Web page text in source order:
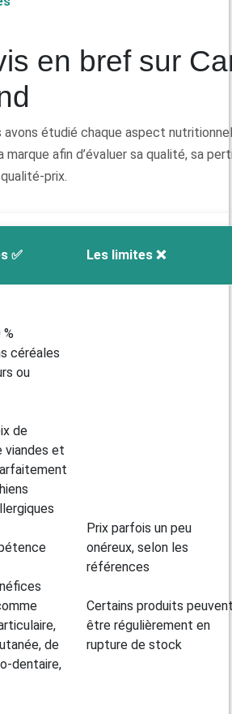
en bref sur
avons étudié chaque aspect
afin d’évaluer sa qualité, sa
prix.
✅ Les limites ❌
céréales
ou
de
viandes et
de
dentaire,
Prix parfois un peu
onéreux, selon les
références
Certains produits
être régulièrement en
rupture de stock